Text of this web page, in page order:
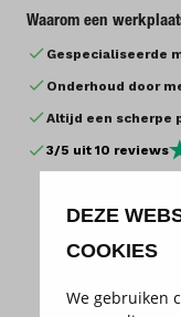
DEZE
COOKIES
We gebruiken
Waarom een
Gespecialiseerde
Onderhoud door
Altijd een scherpe
3/5 uit 10 reviews